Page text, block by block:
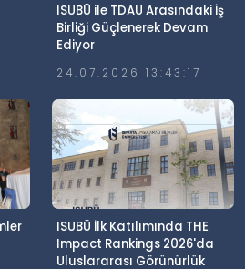
ISUBÜ ile TDAU Arasındaki İş
Birliği Güçlenerek Devam
Ediyor
24.07.2026 13:43:17
ISUBÜ İlk Katılımında THE
Impact Rankings 2026'da
Uluslararası Görünürlük